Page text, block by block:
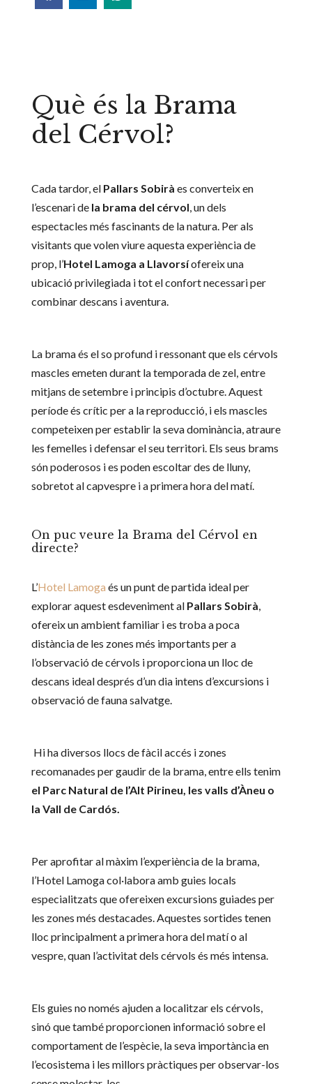
Què és la Brama
del Cérvol?
Cada tardor, el Pallars Sobirà es converteix en
l’escenari de la brama del cérvol , un dels
espectacles més fascinants de la natura. Per als
visitants que volen viure aquesta experiència de
prop, l’Hotel Lamoga a Llavorsíofereix una
ubicació privilegiada i tot el confort necessari per
combinar descans i aventura.
La brama és el so profund i ressonant que els cérvols
mascles emeten durant la temporada de zel, entre
mitjans de setembre i principis d’octubre. Aquest
període és crític per a la reproducció, i els mascles
competeixen per establir la seva dominància, atraure
les femelles i defensar el seu territori. Els seus brams
són poderosos i es poden escoltar des de lluny,
sobretot al capvespre i a primera hora del matí.
On puc veure la Brama del Cérvol en
directe?
L’Hotel Lamoga és un punt de partida ideal per
explorar aquest esdeveniment alPallars Sobirà
ofereix un ambient familiar i es troba a poca
distància de les zones més importants per a
l’observació de cérvols i proporciona un lloc de
descans ideal després d’un dia intens d’excursions i
observació de fauna salvatge.
Hi ha diversos llocs de fàcil accés i zones
recomanades per gaudir de la brama, entre ells tenim
el Parc Natural de l’Alt Pirineu, les valls d’Àneu o
la Vall de Cardós.
Per aprofitar al màxim l’experiència de la brama,
l’Hotel Lamoga col·labora amb guies locals
especialitzats que ofereixen excursions guiades per
les zones més destacades. Aquestes sortides tenen
lloc principalment a primera hora del matí o al
vespre, quan l’activitat dels cérvols és més intensa.
Els guies no només ajuden a localitzar els cérvols,
sinó que també proporcionen informació sobre el
comportament de l’espècie, la seva importància en
l’ecosistema i les millors pràctiques per observar-los